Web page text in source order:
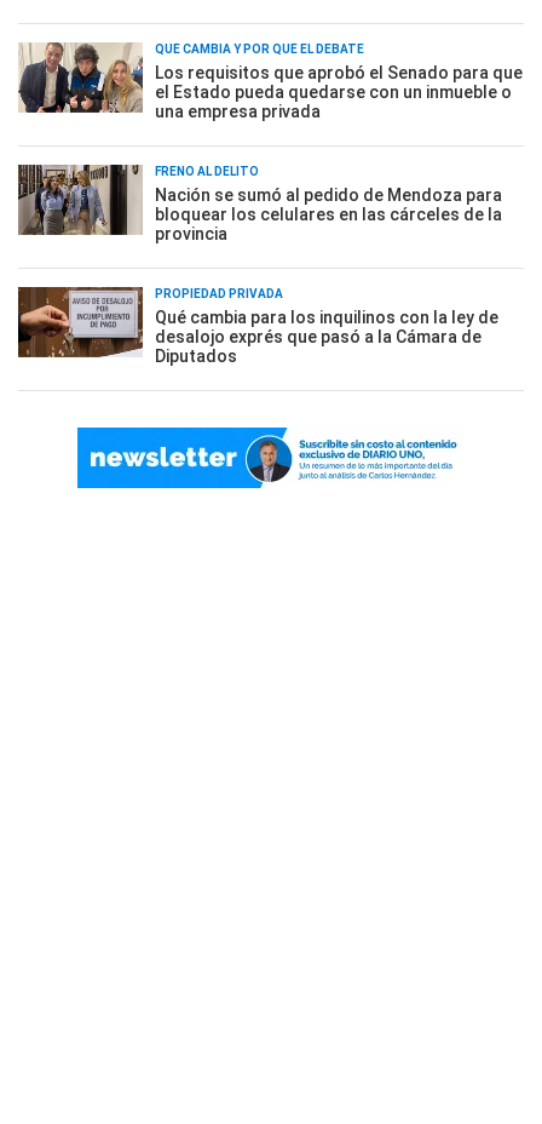
QUÉ CAMBIA Y POR QUÉ EL DEBATE
Los requisitos que aprobó el Senado para que
el Estado pueda quedarse con un inmueble o
una empresa privada
FRENO AL DELITO
Nación se sumó al pedido de Mendoza para
bloquear los celulares en las cárceles de la
provincia
PROPIEDAD PRIVADA
Qué cambia para los inquilinos con la ley de
desalojo exprés que pasó a la Cámara de
Diputados